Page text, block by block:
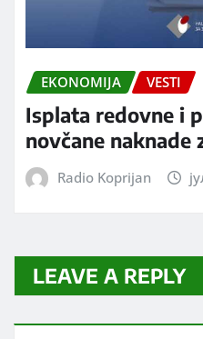
EKONOMIJA VESTI
Isplata redovne i
novčane naknade
Radio Koprijan
LEAVE A REPLY